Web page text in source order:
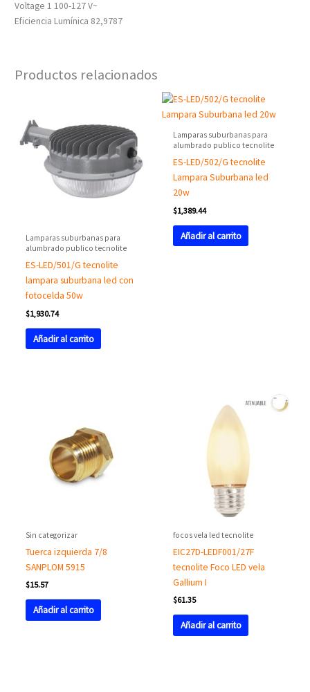
Voltage 1 100-127 V~
Eficiencia Lumínica 82,9787
Productos relacionados
Lamparas suburbanas para
alumbrado publico tecnolite
ES-LED/501/G tecnolite
lampara suburbana led con
fotocelda 50w
$1,930.74
Añadir al carrito
Lamparas suburbanas para
alumbrado publico tecnolite
ES-LED/502/G tecnolite
Lampara Suburbana led
20w
$1,389.44
Añadir al carrito
Sin categorizar
Tuerca izquierda 7/8
SANPLOM 5915
$15.57
Añadir al carrito
focos vela led tecnolite
EIC27D-LEDF001/27F
tecnolite Foco LED vela
Gallium I
$61.35
Añadir al carrito